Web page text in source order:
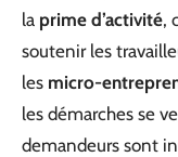
la prime d’activité,
soutenir les
les micro-
les démarches se
demandeurs sont